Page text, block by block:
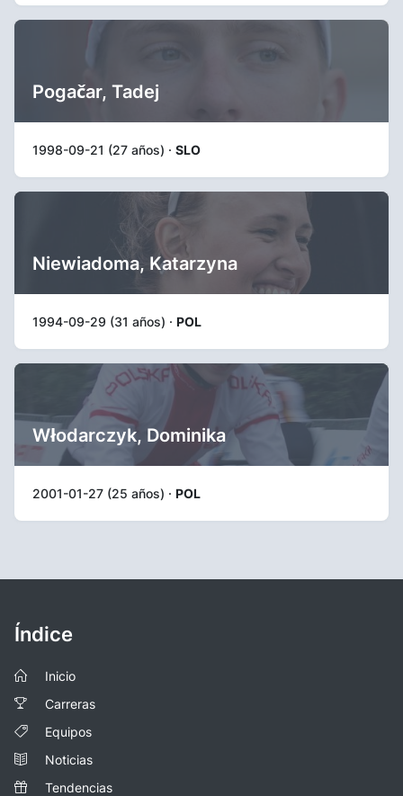
Pogačar, Tadej
1998-09-21 (27 años) · SLO
Niewiadoma, Katarzyna
1994-09-29 (31 años) · POL
Włodarczyk, Dominika
2001-01-27 (25 años) · POL
Índice
Inicio
Carreras
Equipos
Noticias
Tendencias